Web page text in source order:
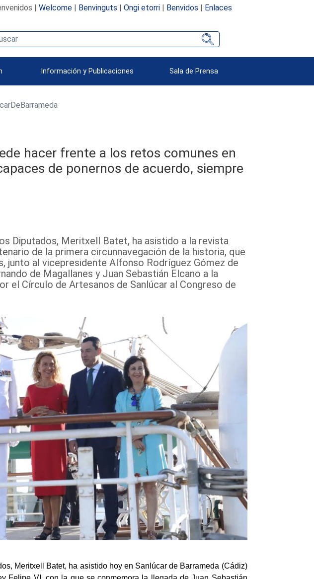
| Welcome| Benvinguts | Ongi etorri| Benvidos | Enlaces
Información y Publicaciones Sala de Prensa
hacer frente a los retos comunes en
de ponernos de acuerdo, siempre
Diputados, Meritxell Batet, ha asistido a la revista
de la primera circunnavegación de la historia, que
junto al vicepresidente Alfonso Rodríguez Gómez de
de Magallanes y Juan Sebastián Elcano a la
el Círculo de Artesanos de Sanlúcar al Congreso de
Meritxell Batet, ha asistido hoy en Sanlúcar de Barrameda (Cádiz)